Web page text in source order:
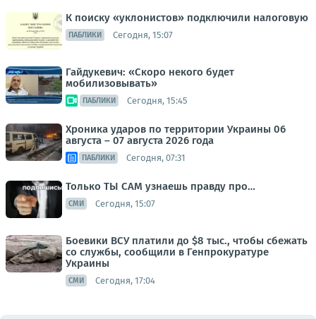
К поиску «уклонистов» подключили налоговую
ПАБЛИКИ Сегодня, 15:07
Гайдукевич: «Скоро некого будет
мобилизовывать»
ПАБЛИКИ Сегодня, 15:45
Хроника ударов по территории Украины 06
августа – 07 августа 2026 года
ПАБЛИКИ Сегодня, 07:31
Только ТЫ САМ узнаешь правду про…
СМИ Сегодня, 15:07
Боевики ВСУ платили до $8 тыс., чтобы сбежать
со службы, сообщили в Генпрокуратуре
Украины
СМИ Сегодня, 17:04